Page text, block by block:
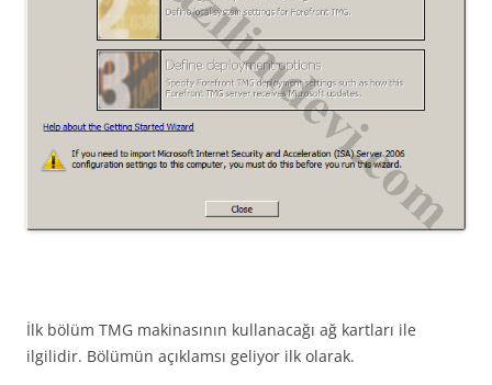
İlk bölüm TMG makinasının kullanacağı ağ kartları ile
ilgilidir. Bölümün açıklamsı geliyor ilk olarak.